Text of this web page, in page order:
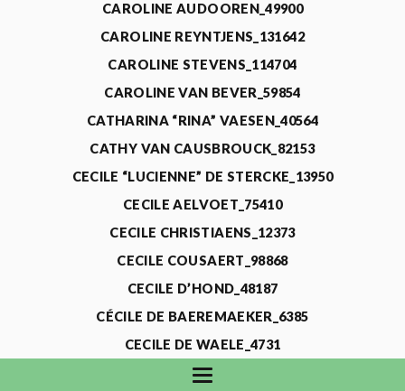
CAROLINE AUDOOREN_49900
CAROLINE REYNTJENS_131642
CAROLINE STEVENS_114704
CAROLINE VAN BEVER_59854
CATHARINA “RINA” VAESEN_40564
CATHY VAN CAUSBROUCK_82153
CECILE “LUCIENNE” DE STERCKE_13950
CECILE AELVOET_75410
CECILE CHRISTIAENS_12373
CECILE COUSAERT_98868
CECILE D’HOND_48187
CÉCILE DE BAEREMAEKER_6385
CECILE DE WAELE_4731
CECILE DEVOS_115318